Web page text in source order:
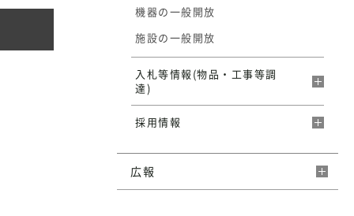
機器の一般開放
施設の一般開放
入札等情報(物品・工事等調
達)
採用情報
広報